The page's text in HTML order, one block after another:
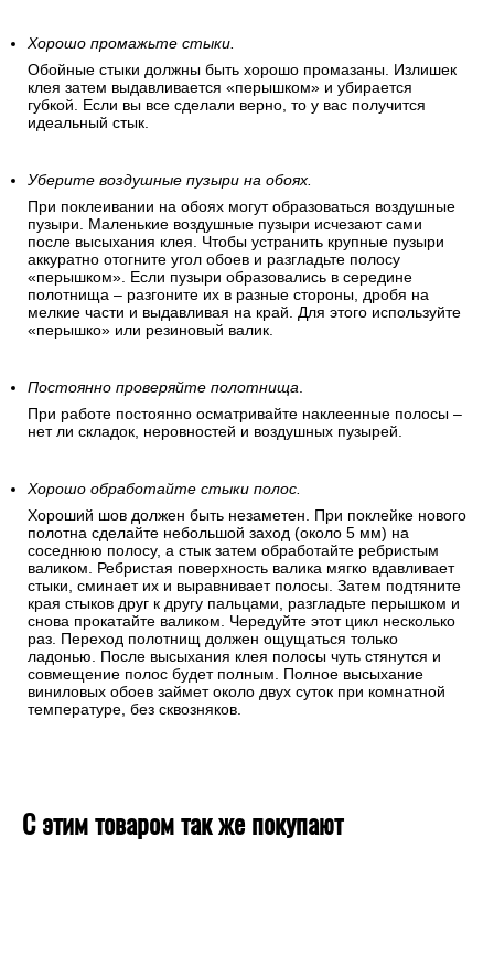
Хорошо промажьте стыки.
Обойные стыки должны быть хорошо промазаны. Излишек
клея затем выдавливается «перышком» и убирается
губкой. Если вы все сделали верно, то у вас получится
идеальный стык.
Уберите воздушные пузыри на обоях.
При поклеивании на обоях могут образоваться воздушные
пузыри. Маленькие воздушные пузыри исчезают сами
после высыхания клея. Чтобы устранить крупные пузыри
аккуратно отогните угол обоев и разгладьте полосу
«перышком». Если пузыри образовались в середине
полотнища – разгоните их в разные стороны, дробя на
мелкие части и выдавливая на край. Для этого используйте
«перышко» или резиновый валик.
Постоянно проверяйте полотнища.
При работе постоянно осматривайте наклеенные полосы –
нет ли складок, неровностей и воздушных пузырей.
Хорошо обработайте стыки полос.
Хороший шов должен быть незаметен. При поклейке нового
полотна сделайте небольшой заход (около 5 мм) на
соседнюю полосу, а стык затем обработайте ребристым
валиком. Ребристая поверхность валика мягко вдавливает
стыки, сминает их и выравнивает полосы. Затем подтяните
края стыков друг к другу пальцами, разгладьте перышком и
снова прокатайте валиком. Чередуйте этот цикл несколько
раз. Переход полотнищ должен ощущаться только
ладонью. После высыхания клея полосы чуть стянутся и
совмещение полос будет полным. Полное высыхание
виниловых обоев займет около двух суток при комнатной
температуре, без сквозняков.
С этим товаром так же покупают